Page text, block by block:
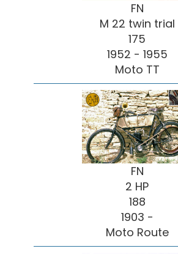
FN
M 22 twin trial
175
1952 - 1955
Moto TT
FN
2 HP
188
1903 -
Moto Route